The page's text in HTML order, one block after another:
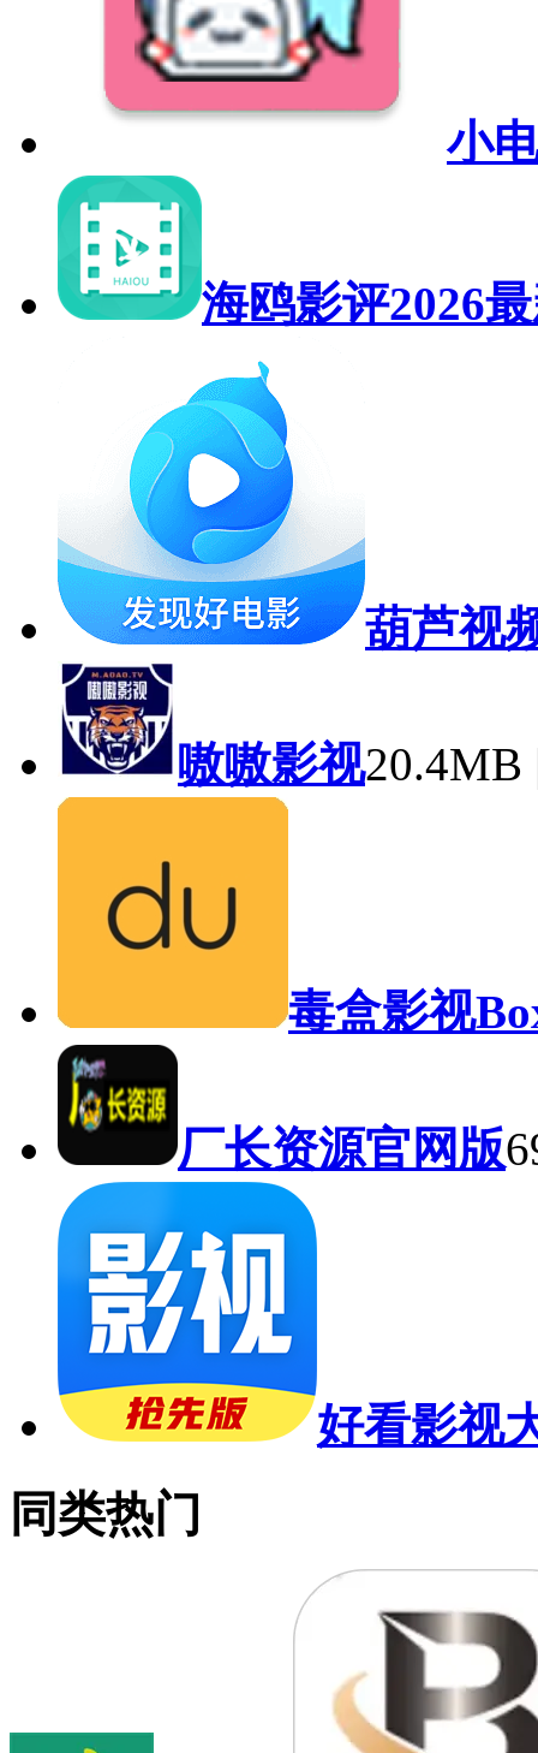
小
海鸥影评2026
葫芦视
嗷嗷影视20.4MB
毒盒影视
厂长资源官网版
好看影视
同类热门